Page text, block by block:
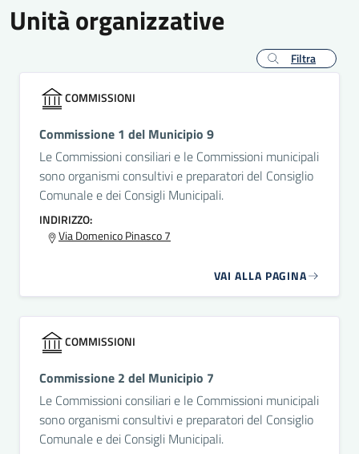
Unità organizzative
Filtra
COMMISSIONI
Commissione 1 del Municipio 9
Le Commissioni consiliari e le Commissioni municipali
sono organismi consultivi e preparatori del Consiglio
Comunale e dei Consigli Municipali.
INDIRIZZO:
Via Domenico Pinasco 7
VAI ALLA PAGINA
COMMISSIONI
Commissione 2 del Municipio 7
Le Commissioni consiliari e le Commissioni municipali
sono organismi consultivi e preparatori del Consiglio
Comunale e dei Consigli Municipali.